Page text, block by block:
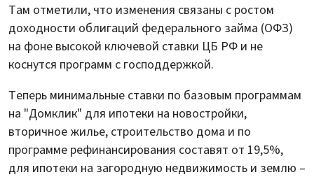
Там отметили, что изменения связаны с ростом
доходности облигаций федерального займа (ОФЗ)
на фоне высокой ключевой ставки ЦБ РФ и не
коснутся программ с господдержкой.
Теперь минимальные ставки по базовым программам
на "Домклик" для ипотеки на новостройки,
вторичное жилье, строительство дома и по
программе рефинансирования составят от 19,5%,
для ипотеки на загородную недвижимость и землю –